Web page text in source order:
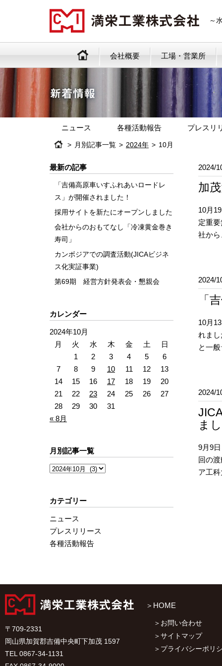
～
会社概要 工場・営業所
ニュース 各種活動報告 プレスリ
月別記事一覧 2024年 10月
最新の記事
「吉備高原車いすふれあいロードレ
ス」が開催されました！
採用サイトを新たにオープンしました
会社からのおもてなし「冷凍黄金巻き
寿司」
カンボジアでの調査活動(JICAビジネ
ス化実証事業)
第69期 経営方針発表会・懇親会
カレンダー
2024年10月
月
火 水 木 金 土
日
1
2 3 4 5
6
7
8 9 10 11 12
13
14
15 16 17 18 19
20
21
22 23 24 25 26
27
28
29 30
31
« 8月
月別記事一覧
カテゴリー
ニュース
プレスリリース
各種活動報告
2024/
加
10月
定重
社か
2024/
「
10月
れま
と一
2024/
ま
9月9
回の
ア工
〒709-2331
岡山県加賀郡吉備中央町下加茂 1597
TEL 0867-34-1131
HOME
お問い合わせ
サイトマップ
プライバシーポリ